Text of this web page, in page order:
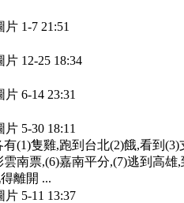
片 1-7 21:51
片 12-25 18:34
片 6-14 23:31
片 5-30 18:11
(1)隻雞,跑到台北(2)餓,看到(3)
南票,(6)嘉南平分,(7)逃到高雄,
離開 ...
片 5-11 13:37